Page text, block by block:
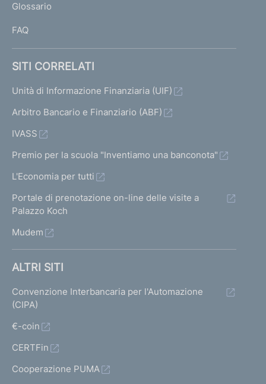
IGlossario
FAQ
SITI CORRELATI
Unità di Informazione Finanziaria (UIF)
Arbitro Bancario e Finanziario (ABF)
IVASS
Premio per la scuola "Inventiamo una banconota"
L'Economia per tutti
Portale di prenotazione on-line delle visite a
Palazzo Koch
Mudem
ALTRI SITI
Convenzione Interbancaria per l'Automazione
(CIPA)
€-coin
CERTFin
Cooperazione PUMA